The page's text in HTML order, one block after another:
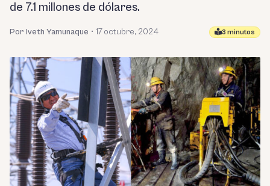
de 7.1 millones de dólares.
Por Iveth Yamunaque • 17 octubre, 2024 3 minutos